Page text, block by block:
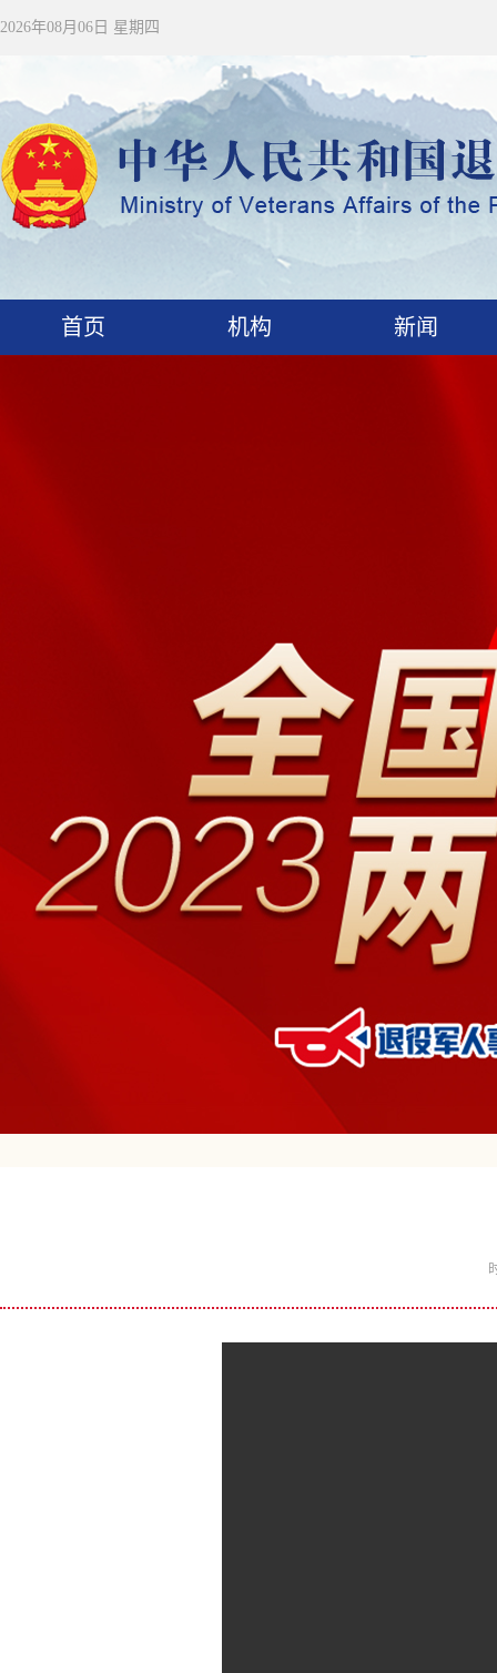
2026年08月06日 星期四
首页 机构 新闻